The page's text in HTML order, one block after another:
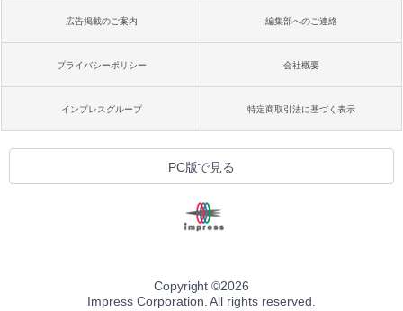
広告掲載のご案内 編集部へのご連絡
プライバシーポリシー 会社概要
インプレスグループ 特定商取引法に基づく表示
PC版で見る
Copyright ©2026
Impress Corporation. All rights reserved.